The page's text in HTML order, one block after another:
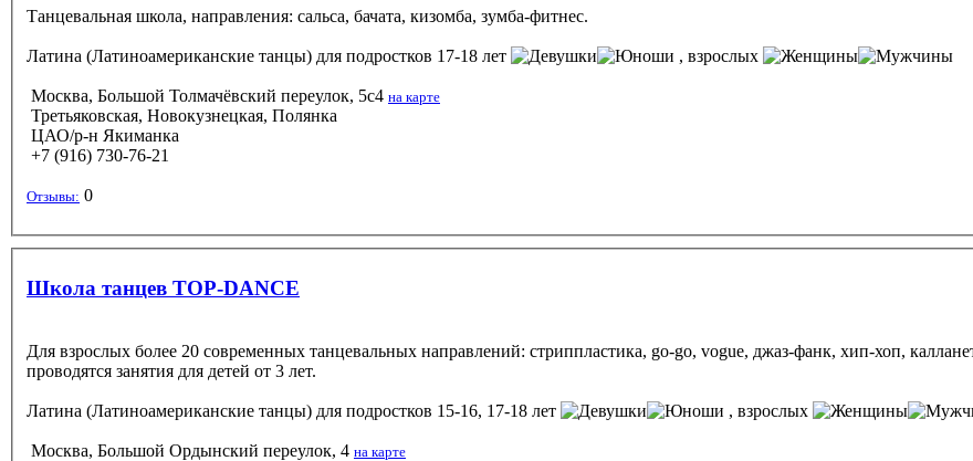
Танцевальная школа, направления: сальса, бачата, кизомба, зумба-фитнес.
Латина (Латиноамериканские танцы) для подростков 17-18 лет , взрослых
Москва, Большой Толмачёвский переулок, 5с4 на карте
Третьяковская, Новокузнецкая, Полянка
ЦАО/р-н Якиманка
+7 (916) 730-76-21
Отзывы: 0
Школа танцев TOP-DANCE
Для взрослых более 20 современных танцевальных направлений: стриппластика, go-go, vogue, джаз-фанк, хип-хоп,
проводятся занятия для детей от 3 лет.
Латина (Латиноамериканские танцы) для подростков 15-16, 17-18 лет , взрослых
Москва, Большой Ордынский переулок, 4 на карте